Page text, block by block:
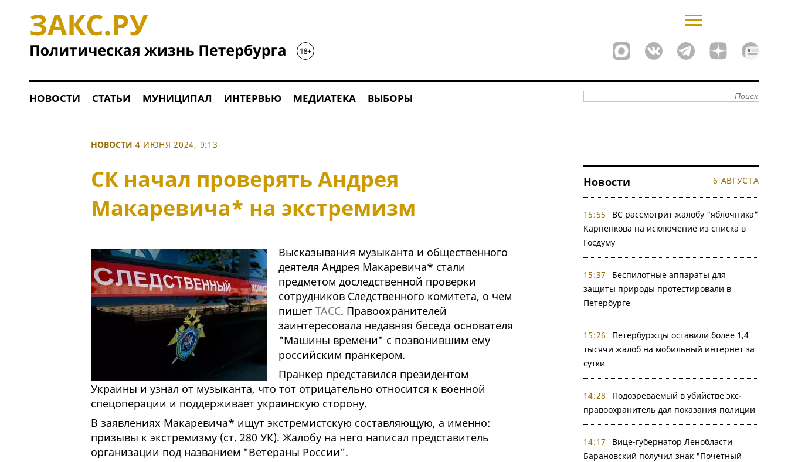
НОВОСТИ СТАТЬИ МУНИЦИПАЛ ИНТЕРВЬЮ МЕДИАТЕКА ВЫБОРЫ
НОВОСТИ 4 ИЮНЯ 2024, 9:13
СК начал проверять Андрея
Макаревича* на экстремизм
Высказывания музыканта и общественного
деятеля Андрея Макаревича* стали
предметом доследственной проверки
сотрудников Следственного комитета, о чем
пишет ТАСС. Правоохранителей
заинтересовала недавняя беседа основателя
"Машины времени" с позвонившим ему
российским пранкером.
Пранкер представился президентом
Украины и узнал от музыканта, что тот отрицательно относится к военной
спецоперации и поддерживает украинскую сторону.
В заявлениях Макаревича* ищут экстремистскую составляющую, а именно:
призывы к экстремизму (ст. 280 УК). Жалобу на него написал представитель
организации под названием "Ветераны России".
Новости 6 АВГУСТА
15:55
ВС рассмотрит жалобу "яблочника"
Карпенкова на исключение из списка в
Госдуму
15:37
Беспилотные аппараты для
защиты природы протестировали в
Петербурге
15:26
Петербуржцы оставили более 1,4
тысячи жалоб на мобильный интернет за
сутки
14:28
Подозреваемый в убийстве экс-
правоохранитель дал показания полиции
14:17
Вице-губернатор Ленобласти
Барановский получил знак "Почетный